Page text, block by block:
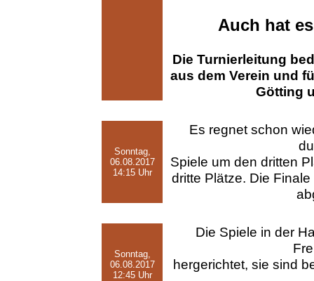
Auch hat
Die Turnierleitung
aus dem Verein und
Götting
Sonntag,
06.08.2017
14:15 Uhr
Es regnet schon
Spiele um den dritten
dritte Plätze. Die
Sonntag,
06.08.2017
12:45 Uhr
Die Spiele in der
hergerichtet, sie sind